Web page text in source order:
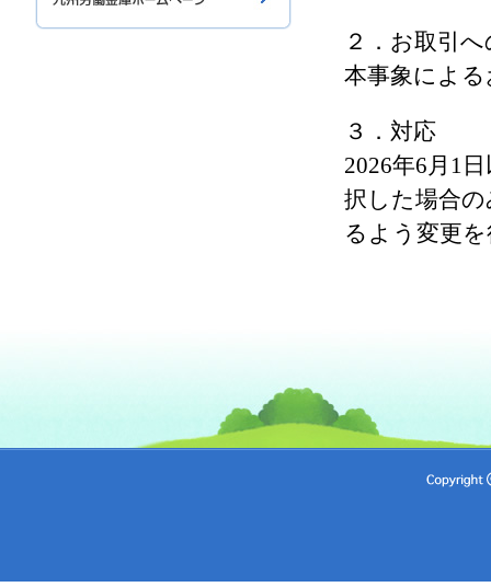
２．お取引
本事象によ
３．対応
2026年6月1
択した場合
るよう変更